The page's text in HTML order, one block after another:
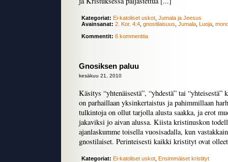
Kategoriat: Ei-katoliset uskot Jumala ja Jeesus
Avainsanat: 2. Kor. 4:4 gnostilaisuus Jumala Luoja
Kommentit: 6 kommenttia
Gnosiksen paluu
kesäkuu 21, 2010
Käsitys “yhtenäisestä”, “yhdestä” tai “yhteisestä”
on parhaillaan yksinkertaistus ja pahimmillaan
tulkintoja on ollut tarjolla alusta saakka, ja erot
jakaviksi jo aivan alussa. Kiista kristinuskon
ajanlaskumme toisella vuosisadalla, kun
gnostilaiset. Perinteisesti kaikki kristityt ovat
Kategoriat: Ei-katoliset uskot Ensimmäiset kristityt